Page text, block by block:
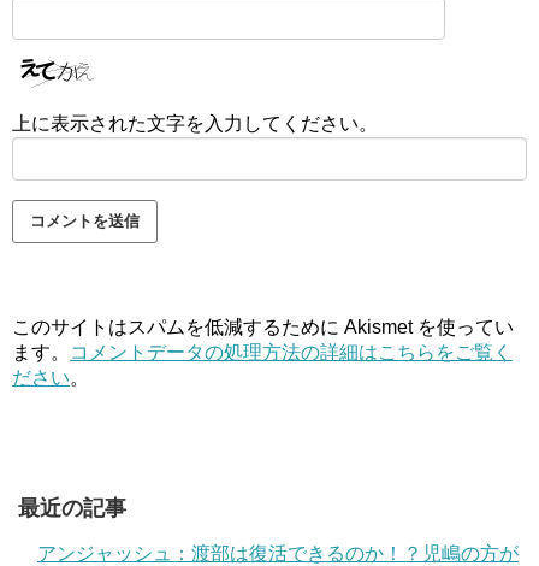
上に表示された文字を入力してください。
このサイトはスパムを低減するために Akismet を使ってい
ます。
コメントデータの処理方法の詳細はこちらをご覧く
ださい。
最近の記事
アンジャッシュ：渡部は復活できるのか！？児嶋の方が